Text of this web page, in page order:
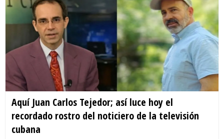
Aquí Juan Carlos Tejedor; así luce hoy el
recordado rostro del noticiero de la televisión
cubana